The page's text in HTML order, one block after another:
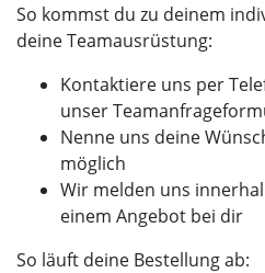
So kommst du zu deinem
deine Teamausrüstung:
Kontaktiere uns per
unser
Nenne uns deine
möglich
Wir melden uns
einem Angebot bei dir
So läuft deine Bestellung ab: